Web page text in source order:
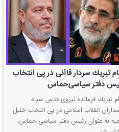
راهپیمایی اربعین از ۳ تا ۱۵ مرداد
می‌شود
ستاد مركزی اربعین با اعلام زمان
راهپیمایی اربعین، از ثبت‌نام بیش از
نفر در سامانه سماح خبر داد و